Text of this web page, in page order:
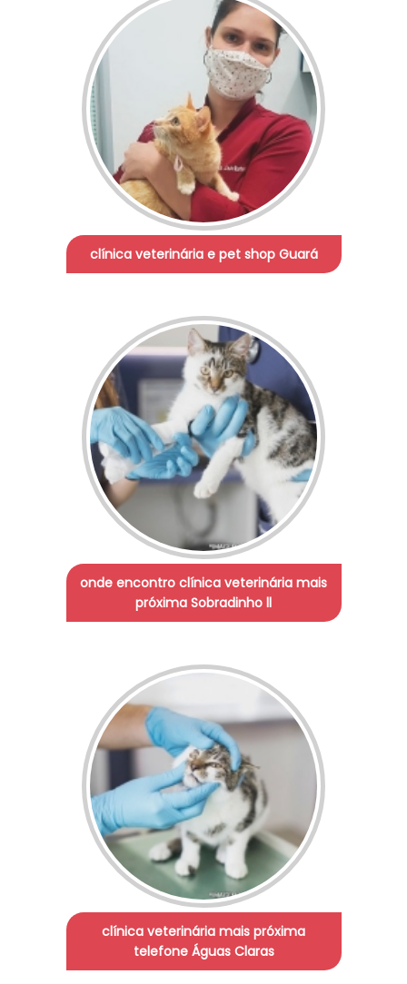
clínica veterinária e pet shop Guará
onde encontro clínica veterinária mais
próxima Sobradinho ll
clínica veterinária mais próxima
telefone Águas Claras